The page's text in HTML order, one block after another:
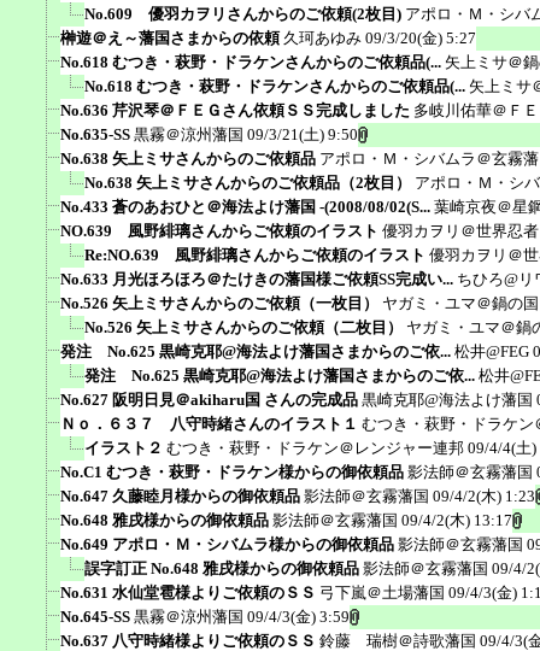
No.609 優羽カヲリさんからのご依頼(2枚目) アポロ・Ｍ・シバ
榊遊＠え～藩国さまからの依頼 久珂あゆみ 09/3/20(金) 5:27
No.618 むつき・萩野・ドラケンさんからのご依頼品(... 矢上ミサ＠
No.618 むつき・萩野・ドラケンさんからのご依頼品(... 矢上ミサ
No.636 芹沢琴＠ＦＥＧさん依頼ＳＳ完成しました 多岐川佑華＠Ｆ
No.635-SS 黒霧＠涼州藩国 09/3/21(土) 9:50
No.638 矢上ミサさんからのご依頼品 アポロ・Ｍ・シバムラ＠玄霧
No.638 矢上ミサさんからのご依頼品（2枚目）
アポロ・Ｍ・シ
No.433 蒼のあおひと＠海法よけ藩国 -(2008/08/02(S... 葉崎京夜＠星
NO.639 風野緋璃さんからご依頼のイラスト 優羽カヲリ＠世界忍
Re:NO.639 風野緋璃さんからご依頼のイラスト 優羽カヲリ＠
No.633 月光ほろほろ＠たけきの藩国様ご依頼SS完成い... ちひろ@リ
No.526 矢上ミサさんからのご依頼（一枚目）
ヤガミ・ユマ＠鍋の国
No.526 矢上ミサさんからのご依頼（二枚目）
ヤガミ・ユマ＠鍋
発注 No.625 黒崎克耶@海法よけ藩国さまからのご依... 松井@FEG
発注 No.625 黒崎克耶@海法よけ藩国さまからのご依... 松井
No.627 阪明日見＠akiharu国 さんの完成品 黒崎克耶@海法よけ藩国
Ｎｏ．６３７ 八守時緒さんのイラスト１ むつき・萩野・ドラケン
イラスト２ むつき・萩野・ドラケン＠レンジャー連邦 09/4/4(土)
No.C1 むつき・萩野・ドラケン様からの御依頼品 影法師＠玄霧藩国
No.647 久藤睦月様からの御依頼品 影法師＠玄霧藩国 09/4/2(木) 1:23
No.648 雅戌様からの御依頼品 影法師＠玄霧藩国 09/4/2(木) 13:17
No.649 アポロ・Ｍ・シバムラ様からの御依頼品 影法師＠玄霧藩国
誤字訂正 No.648 雅戌様からの御依頼品 影法師＠玄霧藩国 09/4/
No.631 水仙堂雹様よりご依頼のＳＳ 弓下嵐＠土場藩国 09/4/3(金)
No.645-SS 黒霧＠涼州藩国 09/4/3(金) 3:59
No.637 八守時緒様よりご依頼のＳＳ 鈴藤 瑞樹＠詩歌藩国 09/4/3(